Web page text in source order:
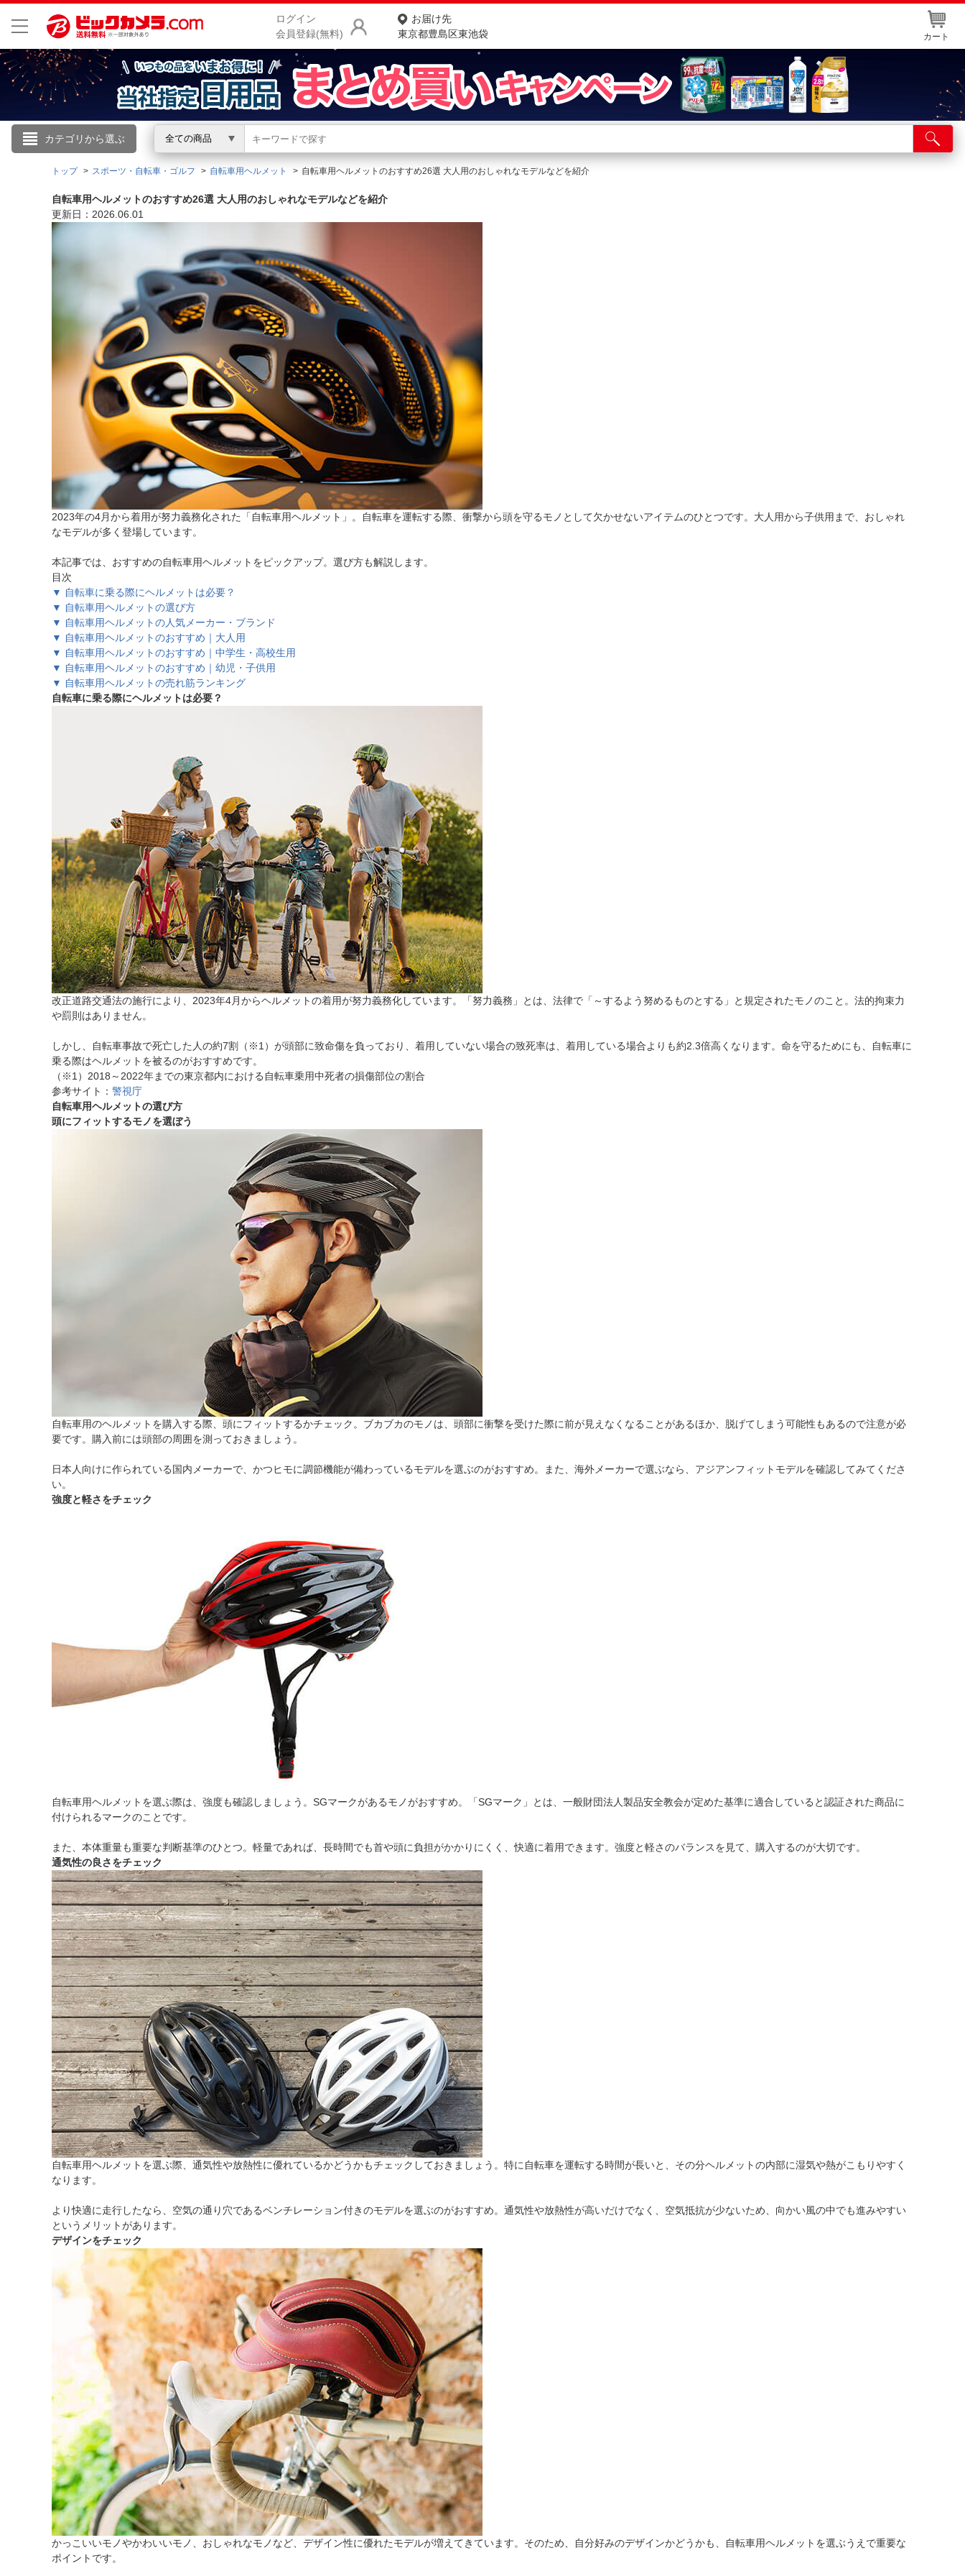
ログイン
会員登録(無料)
お届け先
東京都豊島区東池袋
カート
カテゴリから選ぶ 全ての商品
こんにちは
ログイン
新規会員登録
お買いもの履歴
閲覧履歴
ほしいもの
お知らせ
商品をさがす
ランキングからさがす
ご利用ガイド
よくある質問・お問合せ
ご利用規約
店舗サービス
ネット取り置き
トップ スポーツ・自転車・ゴルフ 自転車用ヘルメット 自転車用ヘルメットのおすすめ26選 大人用のおしゃれなモデルなどを紹介
自転車用ヘルメットのおすすめ26選 大人用のおしゃれなモデルなどを紹介
更新日：2026.06.01
2023年の4月から着用が努力義務化された「自転車用ヘルメット」。自転車を運転する際、衝撃から頭を守るモノとして欠かせないアイテムのひとつです。大人用から子供用まで、おしゃれ
なモデルが多く登場しています。
本記事では、おすすめの自転車用ヘルメットをピックアップ。選び方も解説します。
目次
▼ 自転車に乗る際にヘルメットは必要？
▼ 自転車用ヘルメットの選び方
▼ 自転車用ヘルメットの人気メーカー・ブランド
▼ 自転車用ヘルメットのおすすめ｜大人用
▼ 自転車用ヘルメットのおすすめ｜中学生・高校生用
▼ 自転車用ヘルメットのおすすめ｜幼児・子供用
▼ 自転車用ヘルメットの売れ筋ランキング
自転車に乗る際にヘルメットは必要？
改正道路交通法の施行により、2023年4月からヘルメットの着用が努力義務化しています。「努力義務」とは、法律で「～するよう努めるものとする」と規定されたモノのこと。法的拘束力
や罰則はありません。
しかし、自転車事故で死亡した人の約7割（※1）が頭部に致命傷を負っており、着用していない場合の致死率は、着用している場合よりも約2.3倍高くなります。命を守るためにも、自転車に
乗る際はヘルメットを被るのがおすすめです。
（※1）2018～2022年までの東京都内における自転車乗用中死者の損傷部位の割合
参考サイト： 警視庁
自転車用ヘルメットの選び方
頭にフィットするモノを選ぼう
自転車用のヘルメットを購入する際、頭にフィットするかチェック。ブカブカのモノは、頭部に衝撃を受けた際に前が見えなくなることがあるほか、脱げてしまう可能性もあるので注意が必
要です。購入前には頭部の周囲を測っておきましょう。
日本人向けに作られている国内メーカーで、かつヒモに調節機能が備わっているモデルを選ぶのがおすすめ。また、海外メーカーで選ぶなら、アジアンフィットモデルを確認してみてくださ
い。
強度と軽さをチェック
自転車用ヘルメットを選ぶ際は、強度も確認しましょう。SGマークがあるモノがおすすめ。「SGマーク」とは、一般財団法人製品安全教会が定めた基準に適合していると認証された商品に
付けられるマークのことです。
また、本体重量も重要な判断基準のひとつ。軽量であれば、長時間でも首や頭に負担がかかりにくく、快適に着用できます。強度と軽さのバランスを見て、購入するのが大切です。
通気性の良さをチェック
自転車用ヘルメットを選ぶ際、通気性や放熱性に優れているかどうかもチェックしておきましょう。特に自転車を運転する時間が長いと、その分ヘルメットの内部に湿気や熱がこもりやすく
なります。
より快適に走行したなら、空気の通り穴であるベンチレーション付きのモデルを選ぶのがおすすめ。通気性や放熱性が高いだけでなく、空気抵抗が少ないため、向かい風の中でも進みやすい
というメリットがあります。
デザインをチェック
かっこいいモノやかわいいモノ、おしゃれなモノなど、デザイン性に優れたモデルが増えてきています。そのため、自分好みのデザインかどうかも、自転車用ヘルメットを選ぶうえで重要な
ポイントです。